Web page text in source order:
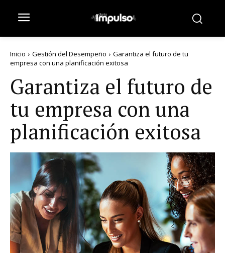
Inicio Gestión del Desempeño
Garantiza el futuro de tu
empresa con una planificación exitosa
Garantiza el futuro de
tu empresa con una
planificación exitosa